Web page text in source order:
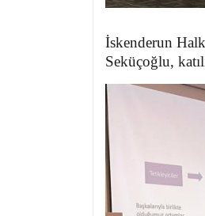
İskenderun
Seküçoğlu,